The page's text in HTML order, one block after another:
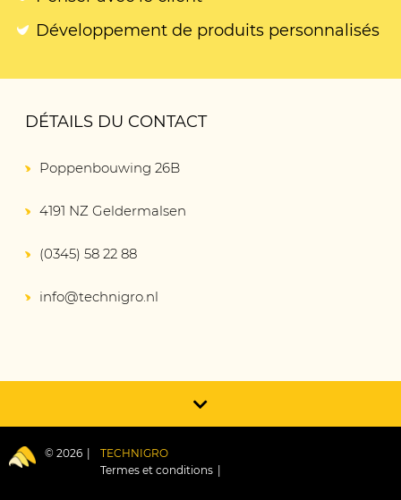
Développement de produits personnalisés
DÉTAILS DU CONTACT
Poppenbouwing 26B
4191 NZ Geldermalsen
(0345) 58 22 88
info@technigro.nl
© 2026
TECHNIGRO
Termes et conditions